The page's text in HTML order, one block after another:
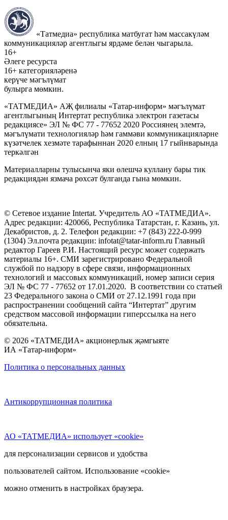
«Татмедиа» республика матбугат һәм массакүләм
коммуникацияләр агентлыгы ярдәме белән чыгарыла.
16+
Әлеге ресурста
16+ категорияләренә
керүче мәгълүмат
булырга мөмкин.
«ТАТМЕДИА» АҖ филиалы «Татар-информ» мәгълүмат
агентлыгының Интертат республика электрон газетасы
редакциясе» ЭЛ № ФС 77 - 77652 2020 Россиянең элемтә,
мәгълүмати технологияләр һәм гаммәви коммуникацияләрне
күзәтчелек хезмәте тарафыннан 2020 елның 17 гыйнварында
теркәлгән
Материалларны тулысынча яки өлешчә куллану бары тик
редакциядән язмача рөхсәт булганда гына мөмкин.
© Сетевое издание Intertat. Учредитель АО «ТАТМЕДИА».
Адрес редакции: 420066, Республика Татарстан, г. Казань, ул.
Декабристов, д. 2. Телефон редакции: +7 (843) 222-0-999
(1304) Эл.почта редакции: infotat@tatar-inform.ru Главный
редактор Гареев Р.И. Настоящий ресурс может содержать
материалы 16+. СМИ зарегистрировано Федеральной
службой по надзору в сфере связи, информационных
технологий и массовых коммуникаций, номер записи серия
ЭЛ № ФС 77 - 77652 от 17.01.2020. В соответствии со статьей
23 Федерального закона о СМИ от 27.12.1991 года при
распространении сообщений сайта “Интертат” другим
средством массовой информации гиперссылка на него
обязательна.
© 2026 «ТАТМЕДИА» акционерлык җәмгыяте
ИА «Татар-информ»
Политика о персональных данных
Антикоррупционная политика
АО «ТАТМЕДИА» использует «cookie»
для персонализации сервисов и удобства
пользователей сайтом. Использование «cookie»
можно отменить в настройках браузера.